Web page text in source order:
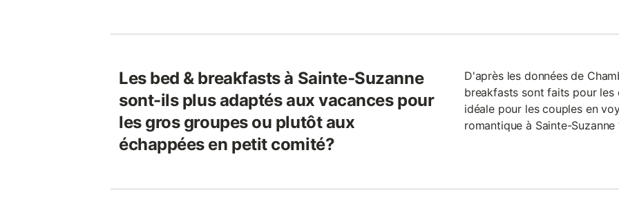
Les bed & breakfasts à Sainte-Suzanne
sont-ils plus adaptés aux vacances pour
les gros groupes ou plutôt aux
échappées en petit comité?
D'après les données de
breakfasts sont faits pour
idéale pour les couples en
romantique à Sainte-